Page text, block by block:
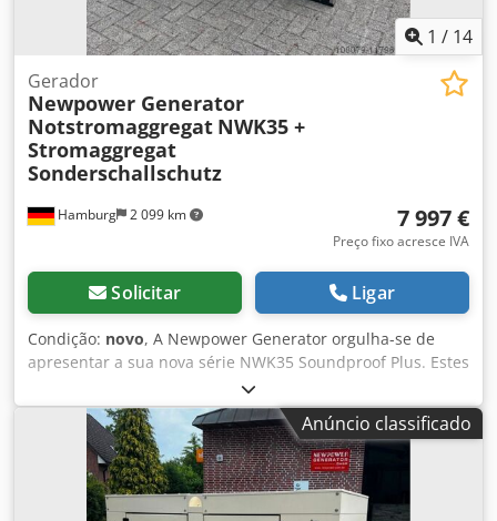
1 / 14
Hamburg 2 099 km
Gerador
Newpower Generator
Notstromaggregat NWK35 +
Stromaggregat
Sonderschallschutz
7 997 €
Preço fixo acresce IVA
Solicitar Ligar
Condição: novo, A Newpower Generator orgulha-se de
apresentar a sua nova série NWK35 Soundproof Plus. Estes
grupos electrogéneos estão equipados com cortinas
acústicas adicionais nas cabinas, que garantem uma
redução de 15 por cento no nível de ruído em comparação
com a série padrão. O grupo gerador é novo, completo,
incluindo unidade de controlo, depósito de gasóleo,
baterias de escape, AVR, carregador de bateria, aquecedor
Anúncio classificado